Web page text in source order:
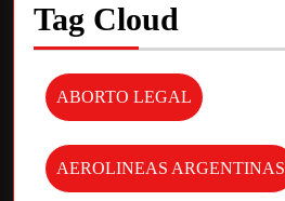
Tag Cloud
ABORTO LEGAL
AEROLINEAS ARGENTINAS